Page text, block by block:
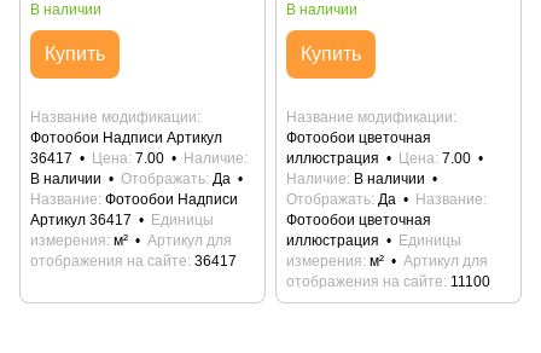
В наличии
Купить
Название модификации
Фотообои Надписи Артикул
36417
Цена 7.00
Наличие
В наличии
Отображать Да
Название Фотообои Надписи
Артикул 36417
Единицы
измерения м²
Артикул для
отображения на сайте 36417
В наличии
Купить
Название модификации
Фотообои цветочная
иллюстрация
Цена 7.00
Наличие
В наличии
Отображать Да
Название
Фотообои цветочная
иллюстрация
Единицы
измерения м²
Артикул для
отображения на сайте 11100